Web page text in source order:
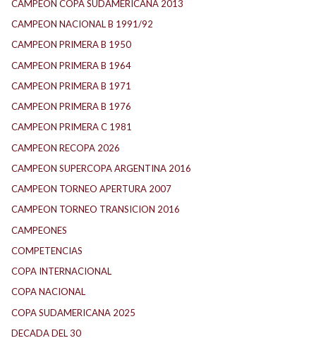
CAMPEON COPA SUDAMERICANA 2013
CAMPEON NACIONAL B 1991/92
CAMPEON PRIMERA B 1950
CAMPEON PRIMERA B 1964
CAMPEON PRIMERA B 1971
CAMPEON PRIMERA B 1976
CAMPEON PRIMERA C 1981
CAMPEON RECOPA 2026
CAMPEON SUPERCOPA ARGENTINA 2016
CAMPEON TORNEO APERTURA 2007
CAMPEON TORNEO TRANSICION 2016
CAMPEONES
COMPETENCIAS
COPA INTERNACIONAL
COPA NACIONAL
COPA SUDAMERICANA 2025
DECADA DEL 30